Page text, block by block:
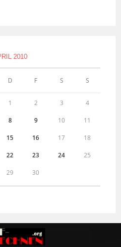
2010
D F S S
1 2 3 4
8 9 10 11
15 16 17 18
22 23 24 25
29 30